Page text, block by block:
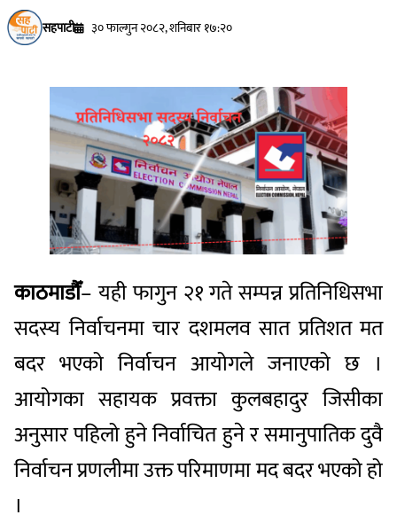
सहपाटी ३० फाल्गुन २०८२, शनिबार १७:२०
काठमाडौँ– यही फागुन २१ गते सम्पन्न प्रतिनिधिसभा
सदस्य निर्वाचनमा चार दशमलव सात प्रतिशत मत
बदर भएको निर्वाचन आयोगले जनाएको छ ।
आयोगका सहायक प्रवक्ता कुलबहादुर जिसीका
अनुसार पहिलो हुने निर्वाचित हुने र समानुपातिक दुवै
निर्वाचन प्रणलीमा उक्त परिमाणमा मद बदर भएको हो
।